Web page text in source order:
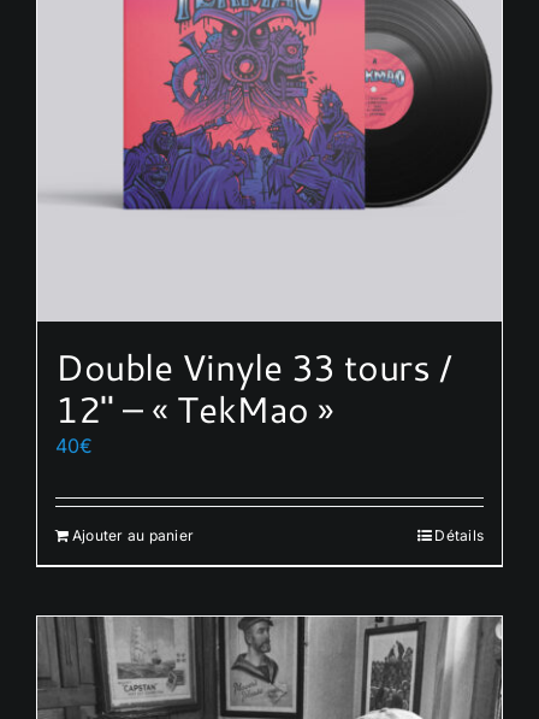
Double Vinyle 33 tours /
12″ – « TekMao »
40€
Ajouter au panier Détails